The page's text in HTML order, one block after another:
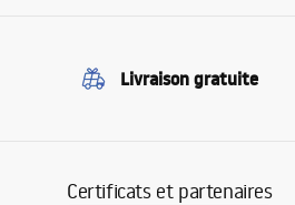
Livraison gratuite
Certificats et partenaires